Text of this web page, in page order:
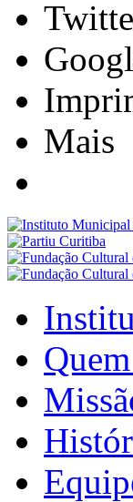
Mais